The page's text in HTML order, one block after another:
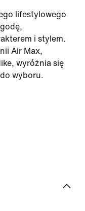
lifestylowego
i stylem.
Air Max,
wyróżnia się
wyboru.